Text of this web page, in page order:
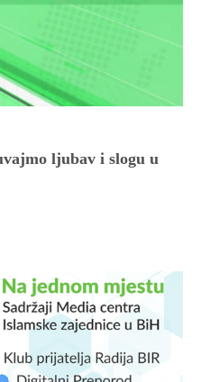
ljubav i slogu u